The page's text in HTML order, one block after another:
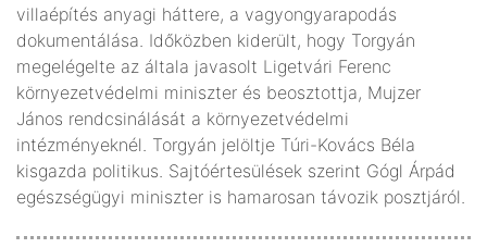
villaépítés anyagi háttere, a vagyongyarapodás
dokumentálása. Időközben kiderült, hogy Torgyán
megelégelte az általa javasolt Ligetvári Ferenc
környezetvédelmi miniszter és beosztottja, Mujzer
János rendcsinálását a környezetvédelmi
intézményeknél. Torgyán jelöltje Túri-Kovács Béla
kisgazda politikus. Sajtóértesülések szerint Gógl Árpád
egészségügyi miniszter is hamarosan távozik posztjáról.